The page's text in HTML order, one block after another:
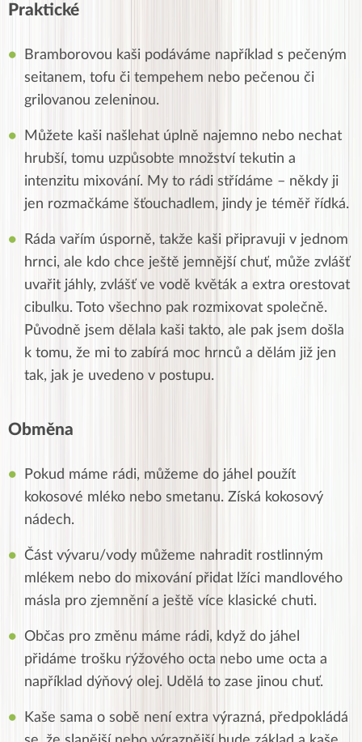
Praktické
Bramborovou kaši podáváme například s pečeným
seitanem, tofu či tempehem nebo pečenou či
grilovanou zeleninou.
Můžete kaši našlehat úplně najemno nebo nechat
hrubší, tomu uzpůsobte množství tekutin a
intenzitu mixování. My to rádi střídáme – někdy ji
jen rozmačkáme šťouchadlem, jindy je téměř řídká.
Ráda vařím úsporně, takže kaši připravuji v jednom
hrnci, ale kdo chce ještě jemnější chuť, může zvlášť
uvařit jáhly, zvlášť ve vodě květák a extra orestovat
cibulku. Toto všechno pak rozmixovat společně.
Původně jsem dělala kaši takto, ale pak jsem došla
k tomu, že mi to zabírá moc hrnců a dělám již jen
tak, jak je uvedeno v postupu.
Obměna
Pokud máme rádi, můžeme do jáhel použít
kokosové mléko nebo smetanu. Získá kokosový
nádech.
Část vývaru/vody můžeme nahradit rostlinným
mlékem nebo do mixování přidat lžíci mandlového
másla pro zjemnění a ještě více klasické chuti.
Občas pro změnu máme rádi, když do jáhel
přidáme trošku rýžového octa nebo ume octa a
například dýňový olej. Udělá to zase jinou chuť.
Kaše sama o sobě není extra výrazná, předpokládá